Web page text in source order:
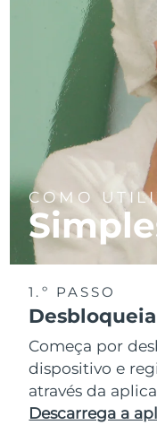
COMO
1.º PASSO
Começa por
dispositivo e
através da
Descarrega a